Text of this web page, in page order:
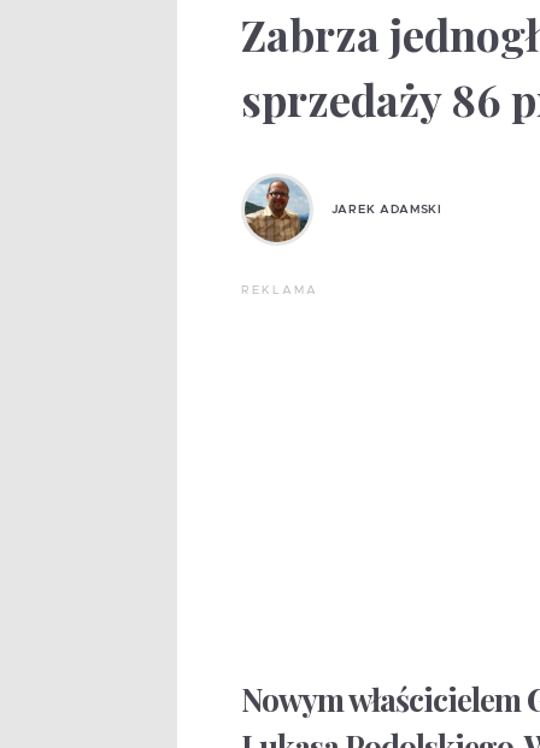
Zabrza
sprzedaży 86
JAREK ADAMSKI
REKLAMA
Nowym właścicielem